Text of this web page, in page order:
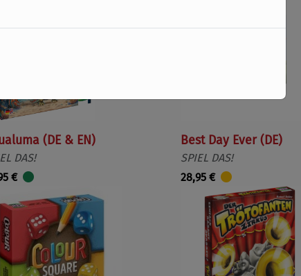
(DE & EN)
DAS!
€
Best Day Ever (DE)
SPIEL DAS!
28,95 €